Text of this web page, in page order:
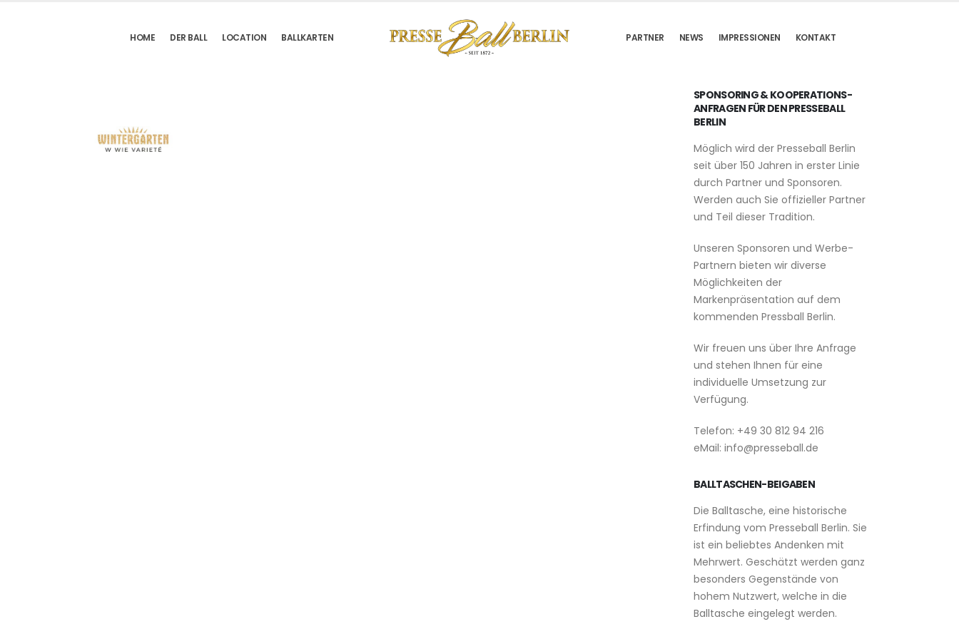
HOME DER BALL LOCATION BALLKARTEN PARTNER NEWS IMPRESSIONEN KONTAKT
SPONSORING & KOOPERATIONS-
ANFRAGEN FÜR DEN PRESSEBALL
BERLIN
Möglich wird der Presseball Berlin
seit über 150 Jahren in erster Linie
durch Partner und Sponsoren.
Werden auch Sie offizieller Partner
und Teil dieser Tradition.
Unseren Sponsoren und Werbe-
Partnern bieten wir diverse
Möglichkeiten der
Markenpräsentation auf dem
kommenden Pressball Berlin.
Wir freuen uns über Ihre Anfrage
und stehen Ihnen für eine
individuelle Umsetzung zur
Verfügung.
Telefon: +49 30 812 94 216
eMail: info@presseball.de
BALLTASCHEN-BEIGABEN
Die Balltasche, eine historische
Erfindung vom Presseball Berlin. Sie
ist ein beliebtes Andenken mit
Mehrwert. Geschätzt werden ganz
besonders Gegenstände von
hohem Nutzwert, welche in die
Balltasche eingelegt werden.